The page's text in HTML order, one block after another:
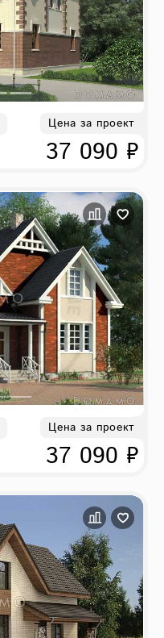
Цена за проект
37 090 ₽
Цена за проект
37 090 ₽